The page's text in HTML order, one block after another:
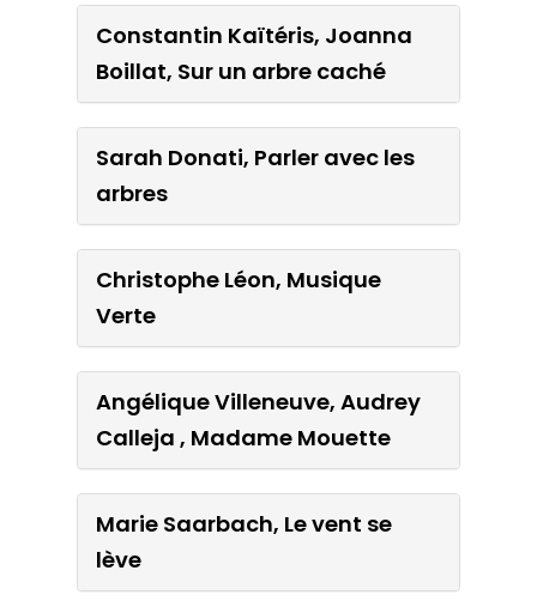
Sarah Donati, Parler avec
Christophe Léon, Musique
Verte
Angélique Villeneuve,
Audrey Calleja , Madame
Mouette
Marie Saarbach, Le vent se
Constantin Kaïtéris, Joanna
Boillat, Sur un arbre caché
Sarah Donati, Parler avec les
arbres
Christophe Léon, Musique
Verte
Angélique Villeneuve, Audrey
Calleja , Madame Mouette
Marie Saarbach, Le vent se
lève